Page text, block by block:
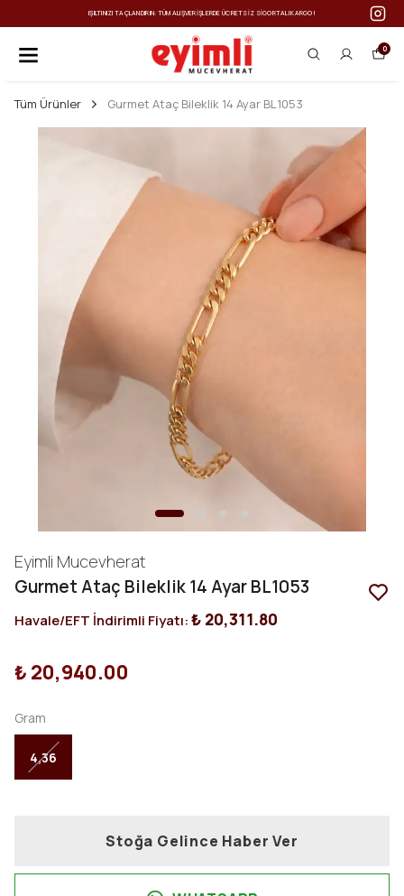
IŞILTINIZI TAÇLANDIRIN: TÜM ALIŞVERIŞLERDE ÜCRETSIZ SIGORTALI KARGO!
0
Tüm Ürünler Gurmet Ataç Bileklik 14 Ayar BL1053
Eyimli Mucevherat
Gurmet Ataç Bileklik 14 Ayar BL1053
Havale/EFT İndirimli Fiyatı:₺ 20,311.80
₺ 20,940.00
Gram
4,36
Stoğa Gelince Haber Ver